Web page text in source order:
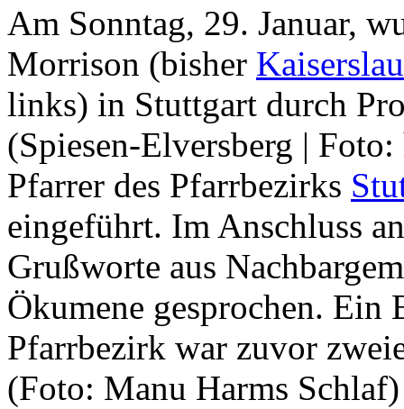
Am Sonntag, 29. Januar,
Morrison (bisher
links) in Stuttgart durch
(Spiesen-Elversberg |
Pfarrer des Pfarrbezirks
eingeführt. Im Anschluss
Grußworte aus
Ökumene gesprochen. Ein
Pfarrbezirk war zuvor
(Foto: Manu Harms Schlaf)